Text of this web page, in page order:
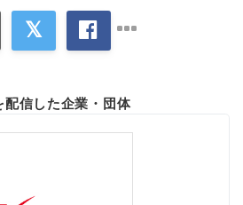
配信した企業・団体